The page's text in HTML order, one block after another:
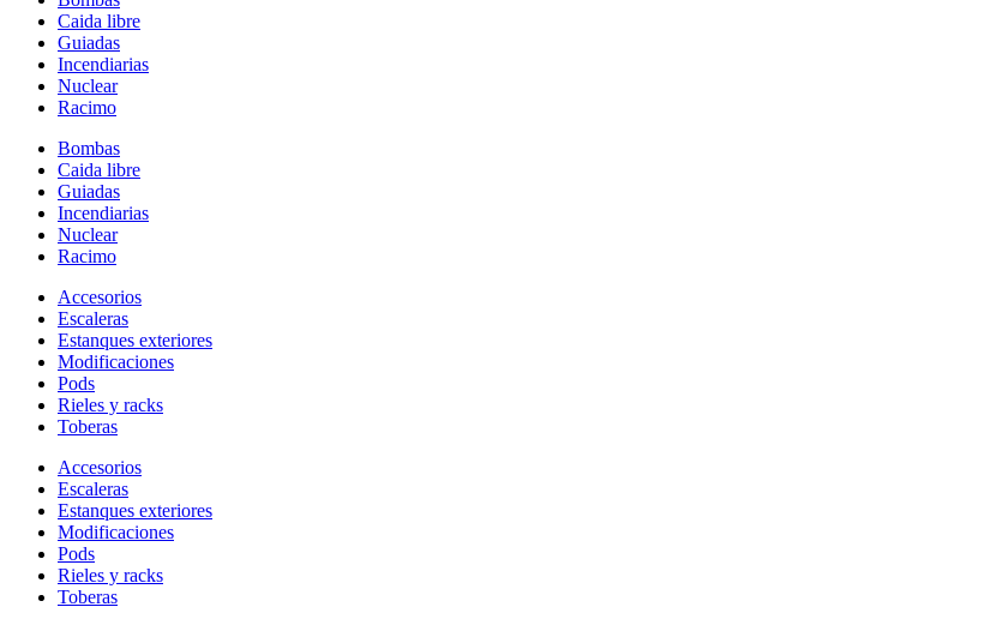
Caida libre
Guiadas
Incendiarias
Nuclear
Racimo
Bombas
Caida libre
Guiadas
Incendiarias
Nuclear
Racimo
Accesorios
Escaleras
Estanques exteriores
Modificaciones
Pods
Rieles y racks
Toberas
Accesorios
Escaleras
Estanques exteriores
Modificaciones
Pods
Rieles y racks
Toberas